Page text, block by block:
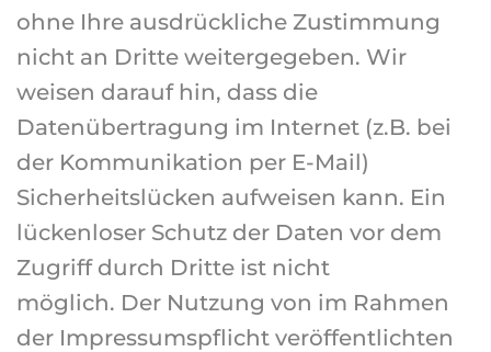
ohne Ihre ausdrückliche Zustimmung
nicht an Dritte weitergegeben. Wir
weisen darauf hin, dass die
Datenübertragung im Internet (z.B. bei
der Kommunikation per E-Mail)
Sicherheitslücken aufweisen kann. Ein
lückenloser Schutz der Daten vor dem
Zugriff durch Dritte ist nicht
möglich. Der Nutzung von im Rahmen
der Impressumspflicht veröffentlichten